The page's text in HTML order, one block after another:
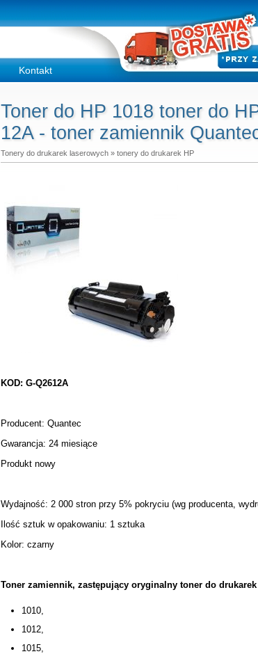
Kontakt
Toner do HP 1018 toner do
12A - toner zamiennik
Tonery do drukarek laserowych » tonery do drukarek HP
KOD: G-Q2612A
Producent: Quantec
Gwarancja: 24 miesiące
Produkt nowy
Wydajność: 2 000 stron przy 5% pokryciu (wg producenta,
Ilość sztuk w opakowaniu: 1 sztuka
Kolor: czarny
Toner zamiennik, zastępujący oryginalny toner do drukarek
1010,
1012,
1015,